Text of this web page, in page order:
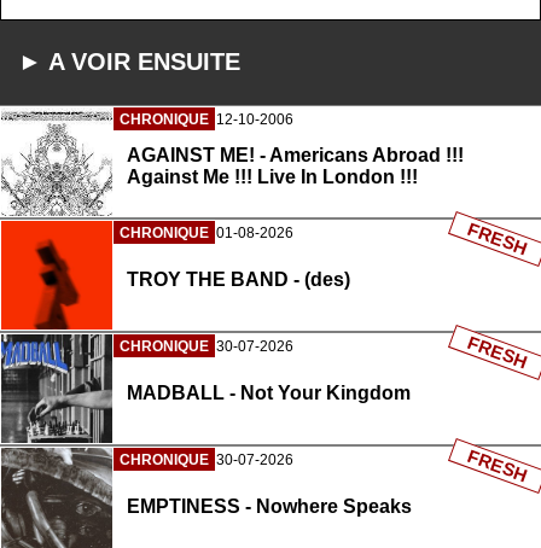
► A VOIR ENSUITE
CHRONIQUE 12-10-2006
AGAINST ME! - Americans Abroad !!!
Against Me !!! Live In London !!!
CHRONIQUE 01-08-2026
TROY THE BAND - (des)
FRESH
CHRONIQUE 30-07-2026
MADBALL - Not Your Kingdom
FRESH
CHRONIQUE 30-07-2026
EMPTINESS - Nowhere Speaks
FRESH